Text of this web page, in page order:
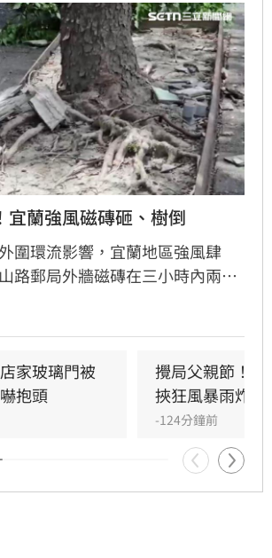
宜蘭強風磁磚砸、樹倒
圍環流影響，宜蘭地區強風肆
路郵局外牆磁磚在三小時內兩度
發生磁磚砸地險象，所幸無人傷
家玻璃門被
抱頭
攪局父親節！
挾狂風暴雨炸雙
-124分鐘前